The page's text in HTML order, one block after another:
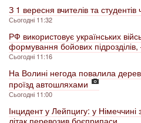
З 1 вересня вчителів та студентів
Сьогодні 11:32
РФ використовує українських
формування бойових
Сьогодні 11:16
На Волині негода повалила
проїзд автошляхами
Сьогодні 11:00
Інцидент у Лейпцигу: у